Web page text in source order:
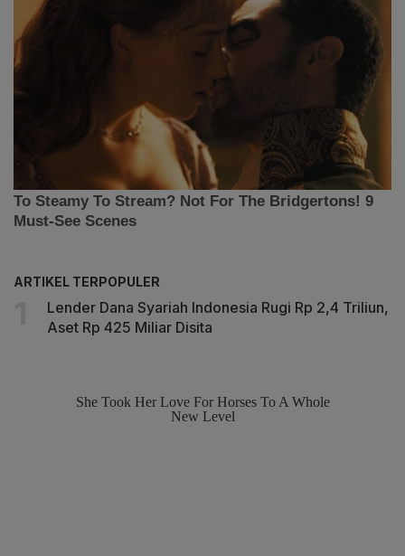
ARTIKEL TERPOPULER
Lender Dana Syariah Indonesia Rugi Rp 2,4 Triliun,
Aset Rp 425 Miliar Disita